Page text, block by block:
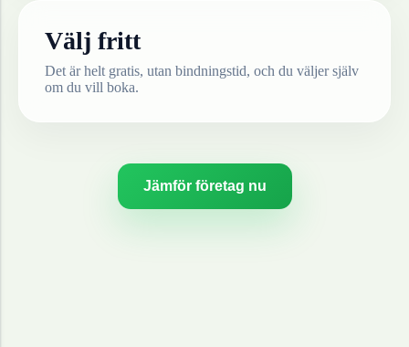
Välj fritt
Det är helt gratis, utan bindningstid, och du väljer själv
om du vill boka.
Jämför företag nu